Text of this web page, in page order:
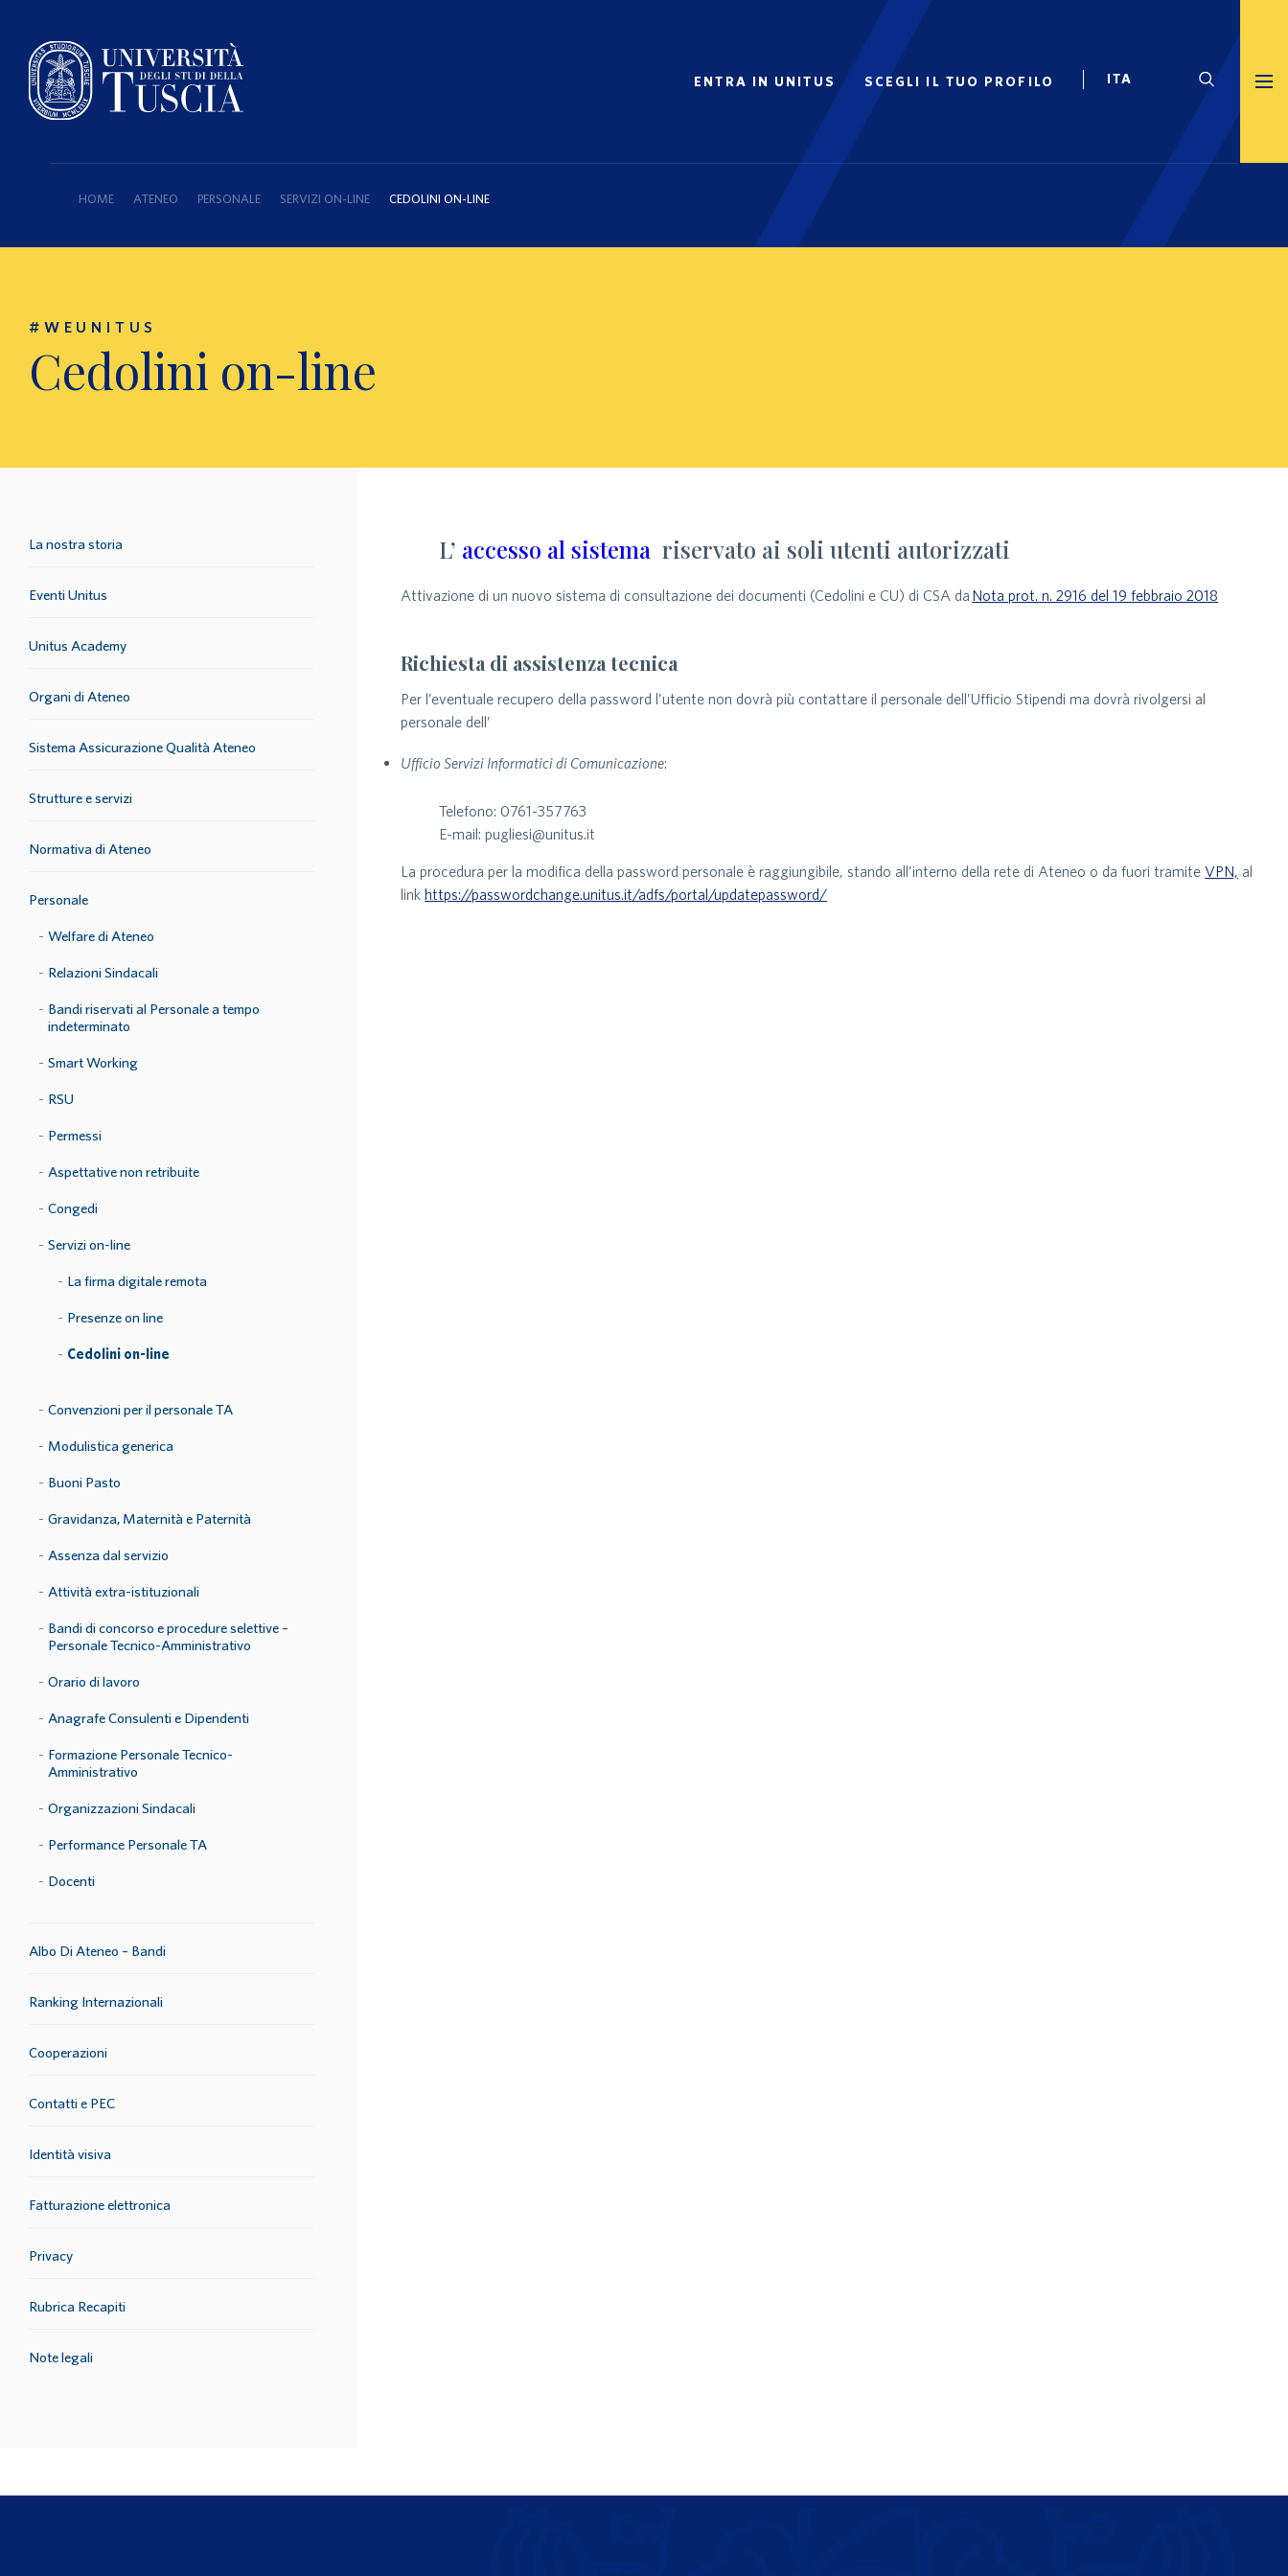
ENTRA IN UNITUS SCEGLI IL TUO PROFILO
HOME ATENEO PERSONALE SERVIZI ON-LINE CEDOLINI ON-LINE
#WEUNITUS
Cedolini on-line
La nostra storia
Eventi Unitus
Unitus Academy
Organi di Ateneo
Sistema Assicurazione Qualità Ateneo
Strutture e servizi
Normativa di Ateneo
Personale
Welfare di Ateneo
Relazioni Sindacali
Bandi riservati al Personale a tempo
indeterminato
Smart Working
RSU
Permessi
Aspettative non retribuite
Congedi
Servizi on-line
La firma digitale remota
Presenze on line
Cedolini on-line
Convenzioni per il personale TA
Modulistica generica
Buoni Pasto
Gravidanza, Maternità e Paternità
Assenza dal servizio
Attività extra-istituzionali
Bandi di concorso e procedure selettive –
Personale Tecnico-Amministrativo
Orario di lavoro
Anagrafe Consulenti e Dipendenti
Formazione Personale Tecnico-
Amministrativo
Organizzazioni Sindacali
Performance Personale TA
Docenti
Albo Di Ateneo – Bandi
Ranking Internazionali
Cooperazioni
Contatti e PEC
Identità visiva
Fatturazione elettronica
Privacy
Rubrica Recapiti
Note legali
L’ accesso al sistema riservato ai soli utenti autorizzati
Attivazione di un nuovo sistema di consultazione dei documenti (Cedolini e CU) di CSA da Nota prot. n. 2916 del 19 febbraio 2018
Richiesta di assistenza tecnica
Per l’eventuale recupero della password l’utente non dovrà più contattare il personale dell’Ufficio Stipendi ma dovrà rivolgersi al
personale dell’
Ufficio Servizi Informatici di Comunicazione:
Telefono: 0761-357763
E-mail: pugliesi@unitus.it
La procedura per la modifica della password personale è raggiungibile, stando all’interno della rete di Ateneo o da fuori tramiteVPN, al
linkhttps://passwordchange.unitus.it/adfs/portal/updatepassword/